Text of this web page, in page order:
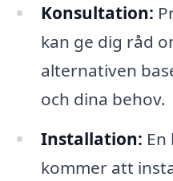
Konsultation:
kan ge dig råd
alternativen
och dina behov.
Installation:
kommer att